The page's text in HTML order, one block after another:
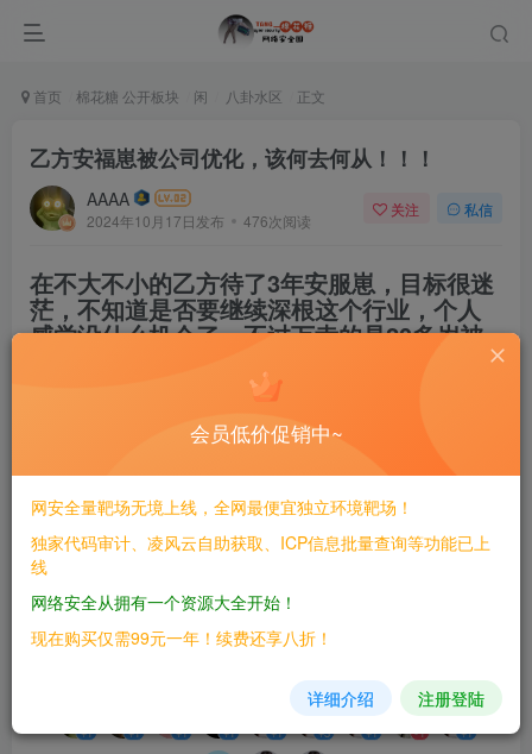
首页 棉花糖 公开板块 闲 八卦水区 正文
乙方安福崽被公司优化，该何去何从！！！
AAAA
2024年10月17日发布 476次阅读
关注 私信
在不大不小的乙方待了3年安服崽，目标很迷
茫，不知道是否要继续深根这个行业，个人
感觉没什么机会了，不过万幸的是20多岁被
看看各位大佬对这个行业有什么见解，是否
值得发展下去。
14
+1 +1 +1 +1 +1 +3 +1 -1 +1
会员低价促销中~
网安全量靶场无境上线，全网最便宜独立环境靶场！
独家代码审计、凌风云自助获取、ICP信息批量查询等功能已上
线
网络安全从拥有一个资源大全开始！
现在购买仅需99元一年！续费还享八折！
详细介绍 注册登陆